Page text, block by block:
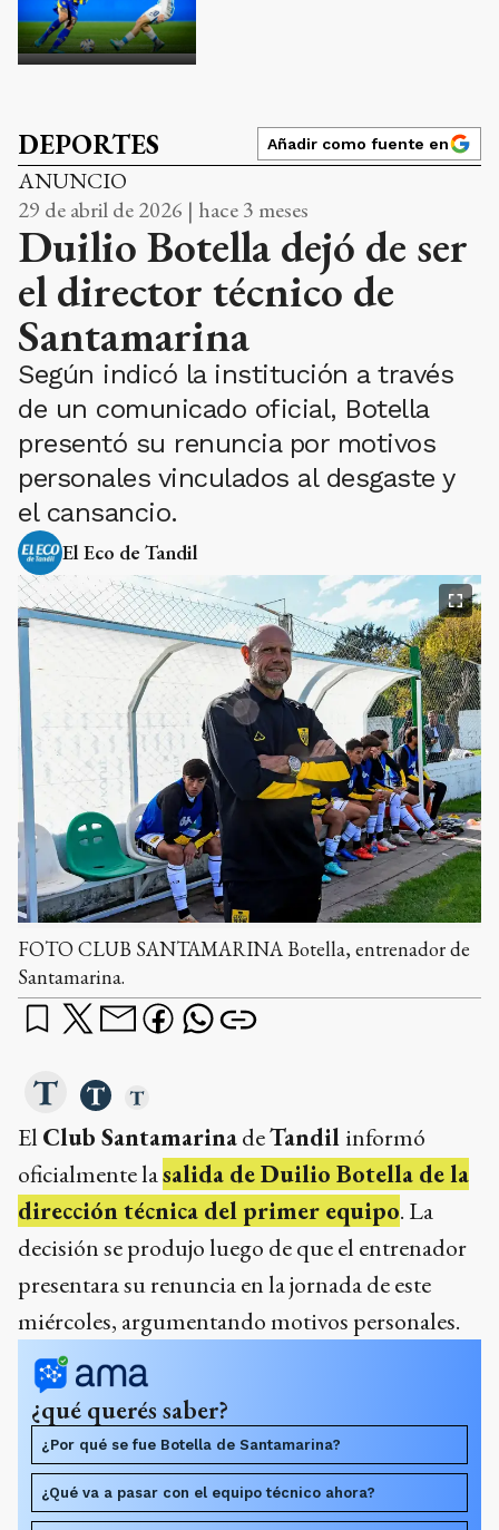
DEPORTES Añadir como fuente en
ANUNCIO
29 de abril de 2026 | hace 3 meses
Duilio Botella dejó de ser
el director técnico de
Santamarina
Según indicó la institución a través
de un comunicado oficial, Botella
presentó su renuncia por motivos
personales vinculados al desgaste y
el cansancio.
El Eco de Tandil
FOTO CLUB SANTAMARINA Botella, entrenador de
Santamarina.
El Club SantamarinadeTandil informó
oficialmente lasalida de Duilio Botella de la
dirección técnica del primer equipo. La
decisión se produjo luego de que el entrenador
presentara su renuncia en la jornada de este
miércoles, argumentando motivos personales.
¿qué querés saber?
¿Por qué se fue Botella de Santamarina?
¿Qué va a pasar con el equipo técnico ahora?